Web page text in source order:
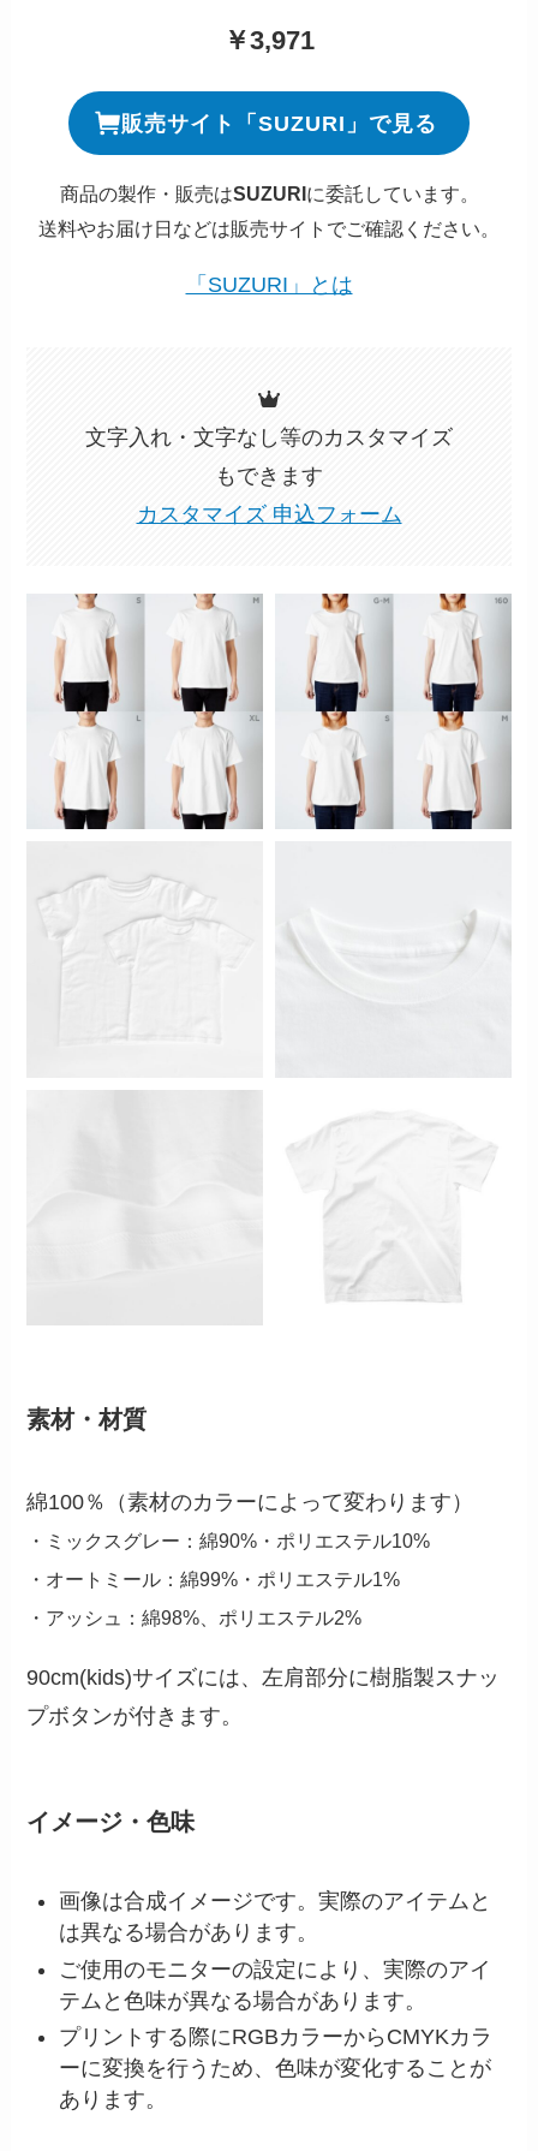
￥3,971
販売サイト「SUZURI」で見る
商品の製作・販売はSUZURIに委託しています。
送料やお届け日などは販売サイトでご確認ください。
「SUZURI」とは
文字入れ・文字なし等のカスタマイズ
もできます
カスタマイズ 申込フォーム
素材・材質
綿100％（素材のカラーによって変わります）
・ミックスグレー：綿90%・ポリエステル10%
・オートミール：綿99%・ポリエステル1%
・アッシュ：綿98%、ポリエステル2%
90cm(kids)サイズには、左肩部分に樹脂製スナッ
プボタンが付きます。
イメージ・色味
画像は合成イメージです。実際のアイテムと
は異なる場合があります。
ご使用のモニターの設定により、実際のアイ
テムと色味が異なる場合があります。
プリントする際にRGBカラーからCMYKカラ
ーに変換を行うため、色味が変化することが
あります。